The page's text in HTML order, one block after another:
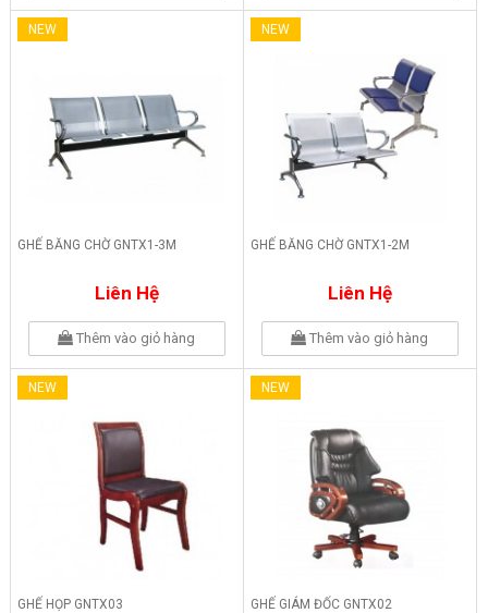
NEW
GHẾ BĂNG CHỜ GNTX1-3M
Liên Hệ
Thêm vào giỏ hàng
NEW
GHẾ BĂNG CHỜ GNTX1-2M
Liên Hệ
Thêm vào giỏ hàng
NEW
GHẾ HỌP GNTX03
NEW
GHẾ GIÁM ĐỐC GNTX02